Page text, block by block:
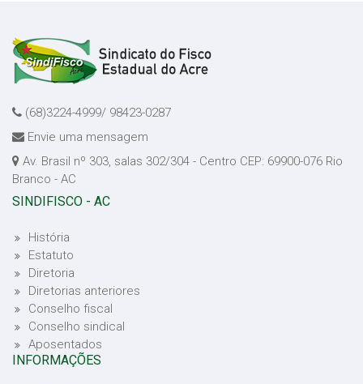
(68)3224-4999/ 98423-0287
Envie uma mensagem
Av. Brasil nº 303, salas 302/304 - Centro CEP: 69900-076 Rio
Branco - AC
SINDIFISCO - AC
História
Estatuto
Diretoria
Diretorias anteriores
Conselho fiscal
Conselho sindical
Aposentados
INFORMAÇÕES